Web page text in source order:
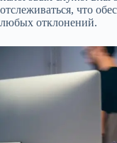
отслеживаться, что
любых отклонений.